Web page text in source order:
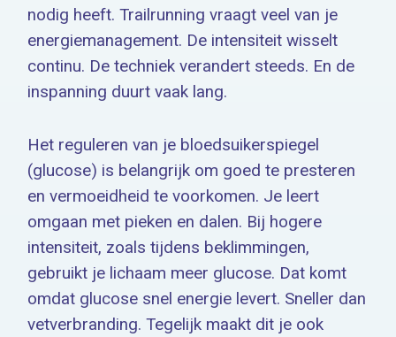
nodig heeft. Trailrunning vraagt veel van je
energiemanagement. De intensiteit wisselt
continu. De techniek verandert steeds. En de
inspanning duurt vaak lang.
Het reguleren van je bloedsuikerspiegel
(glucose) is belangrijk om goed te presteren
en vermoeidheid te voorkomen. Je leert
omgaan met pieken en dalen. Bij hogere
intensiteit, zoals tijdens beklimmingen,
gebruikt je lichaam meer glucose. Dat komt
omdat glucose snel energie levert. Sneller dan
vetverbranding. Tegelijk maakt dit je ook